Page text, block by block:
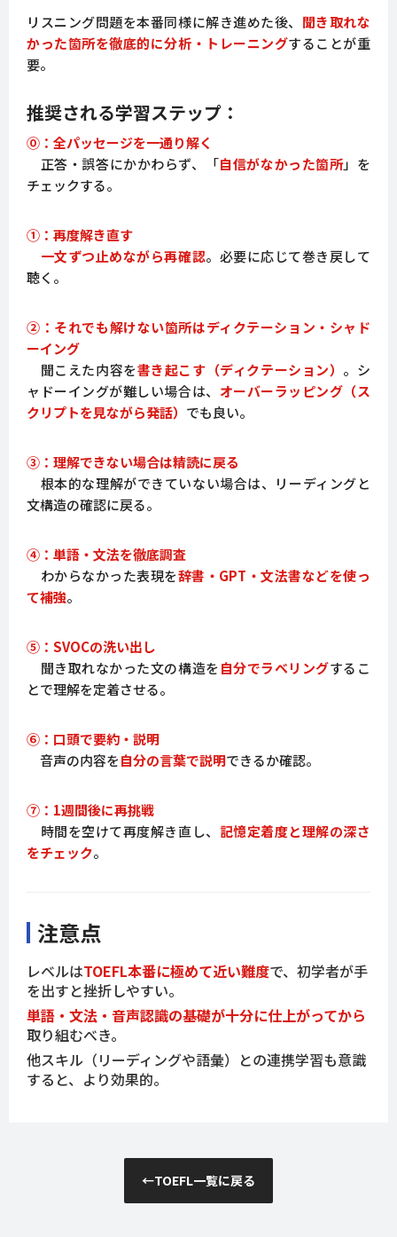
リスニング問題を本番同様に解き進めた後、 聞き取れな
かった箇所を徹底的に分析・トレーニングすることが重
要。
推奨される学習ステップ：
⓪：全パッセージを一通り解く
正答・誤答にかかわらず、「自信がなかった箇所」を
チェックする。
①：再度解き直す
一文ずつ止めながら再確認。必要に応じて巻き戻して
聴く。
②：それでも解けない箇所はディクテーション・シャド
ーイング
聞こえた内容を書き起こす（ディクテーション） 。シ
ャドーイングが難しい場合は、 オーバーラッピング（ス
クリプトを見ながら発話） でも良い。
③：理解できない場合は精読に戻る
根本的な理解ができていない場合は、リーディングと
文構造の確認に戻る。
④：単語・文法を徹底調査
わからなかった表現を辞書・GPT・文法書などを使っ
て補強。
⑤：SVOCの洗い出し
聞き取れなかった文の構造を自分でラベリングするこ
とで理解を定着させる。
⑥：口頭で要約・説明
音声の内容を自分の言葉で説明できるか確認。
⑦：1週間後に再挑戦
時間を空けて再度解き直し、 記憶定着度と理解の深さ
をチェック。
注意点
レベルはTOEFL本番に極めて近い難度で、初学者が手
を出すと挫折しやすい。
単語・文法・音声認識の基礎が十分に仕上がってから
取り組むべき。
他スキル（リーディングや語彙）との連携学習も意識
すると、より効果的。
←TOEFL一覧に戻る